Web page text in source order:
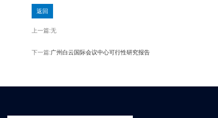
返回
上一篇:无
下一篇:广州白云国际会议中心可行性研究报告